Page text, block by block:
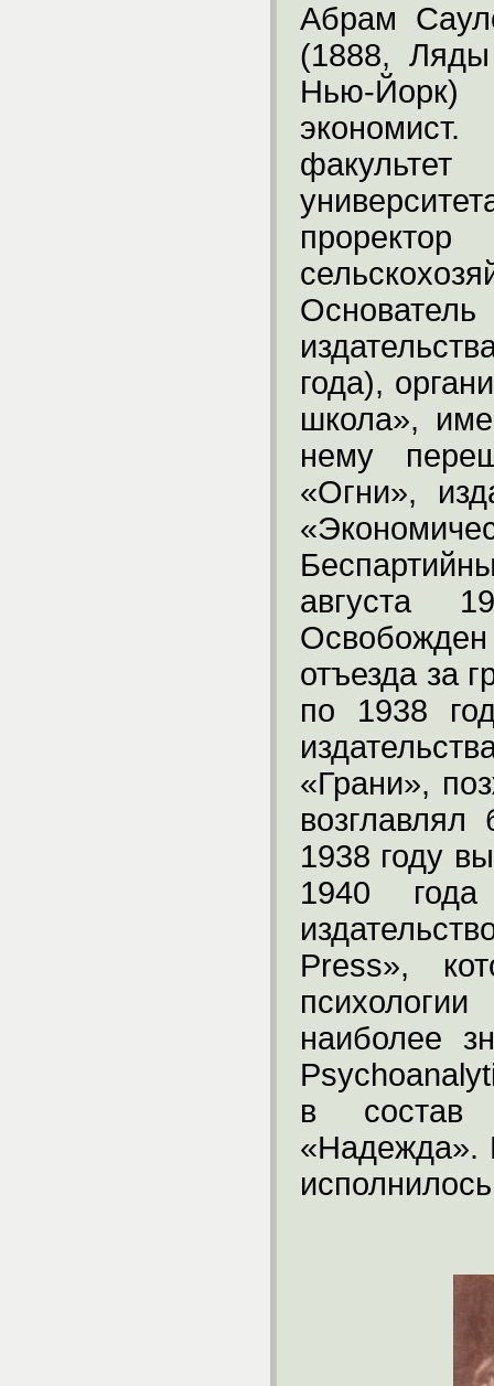
Абрам
(1888,
Нью-Йорк)
года),
школа»,
нему
«Огни»,
августа
Освобожден
отъезда за
по 1938
«Грани»,
возглавлял
1938 году
1940
Press»,
наиболее
в состав
«Надежда».